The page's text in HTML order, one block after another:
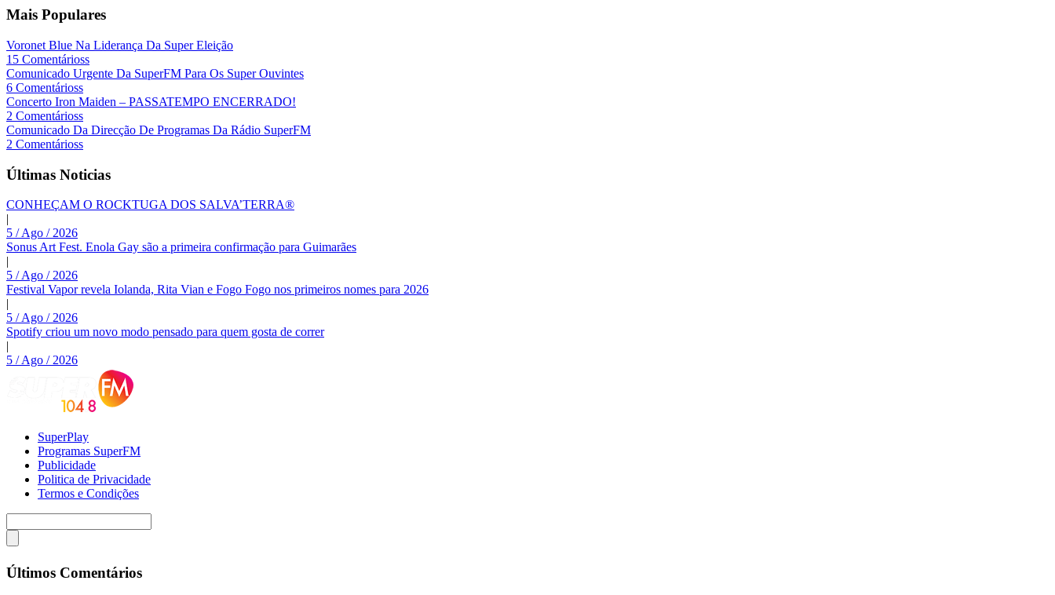
Mais Populares
Voronet Blue Na Liderança Da Super Eleição
15 Comentárioss
Comunicado Urgente Da SuperFM Para Os Super Ouvintes
6 Comentárioss
Concerto Iron Maiden – PASSATEMPO ENCERRADO!
2 Comentárioss
Comunicado Da Direcção De Programas Da Rádio SuperFM
2 Comentárioss
Últimas Noticias
CONHEÇAM O ROCKTUGA DOS SALVA’TERRA®
|
5 / Ago / 2026
Sonus Art Fest. Enola Gay são a primeira confirmação para Guimarães
|
5 / Ago / 2026
Festival Vapor revela Iolanda, Rita Vian e Fogo Fogo nos primeiros nomes para 2026
|
5 / Ago / 2026
Spotify criou um novo modo pensado para quem gosta de correr
|
5 / Ago / 2026
SuperPlay
Programas SuperFM
Publicidade
Politica de Privacidade
Termos e Condições
Últimos Comentários